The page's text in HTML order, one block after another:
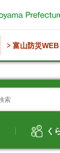
富山防災WEB
く